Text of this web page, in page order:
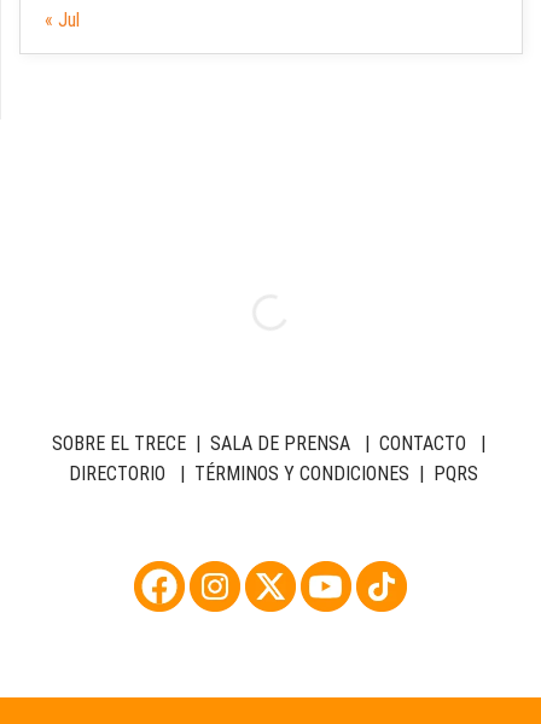
« Jul
SOBRE EL TRECE| SALA DE PRENSA| CONTACTO |
DIRECTORIO | TÉRMINOS Y CONDICIONES | PQRS